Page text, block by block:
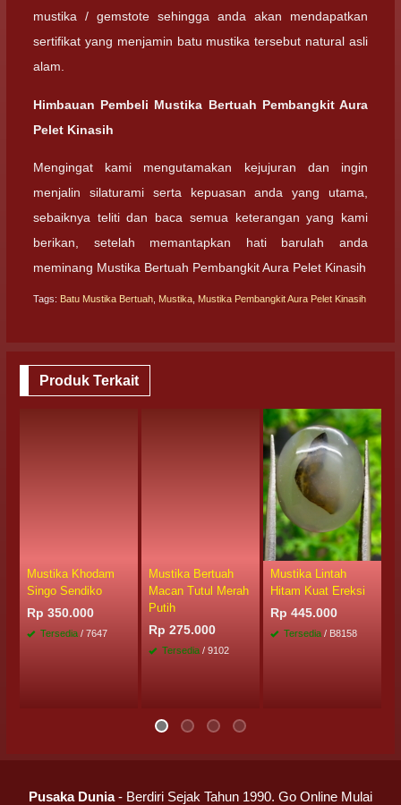
mustika / gemstote sehingga anda akan mendapatkan
sertifikat yang menjamin batu mustika tersebut natural asli
alam.
Himbauan Pembeli Mustika Bertuah Pembangkit Aura
Pelet Kinasih
Mengingat kami mengutamakan kejujuran dan ingin
menjalin silaturami serta kepuasan anda yang utama,
sebaiknya teliti dan baca semua keterangan yang kami
berikan, setelah memantapkan hati barulah anda
meminang Mustika Bertuah Pembangkit Aura Pelet Kinasih
Tags: Batu Mustika Bertuah Mustika Mustika Pembangkit Aura Pelet Kinasih
Produk Terkait
Mustika Khodam
Singo Sendiko
Rp 350.000
Tersedia / 7647
Mustika Bertuah
Macan Tutul Merah
Putih
Rp 275.000
Tersedia / 9102
Mustika Lintah
Hitam Kuat Ereksi
Rp 445.000
Tersedia / B8158
Pusaka Dunia- Berdiri Sejak Tahun 1990. Go Online Mulai